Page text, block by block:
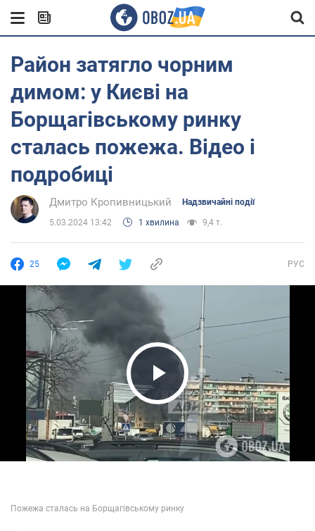
Район затягло чорним
димом: у Києві на
Борщагівському ринку
сталась пожежа. Відео і
подробиці
Дмитро Кропивницький Надзвичайні події
5.03.2024 13:42 1 хвилина 9,4 т.
25 РУС
Play Video